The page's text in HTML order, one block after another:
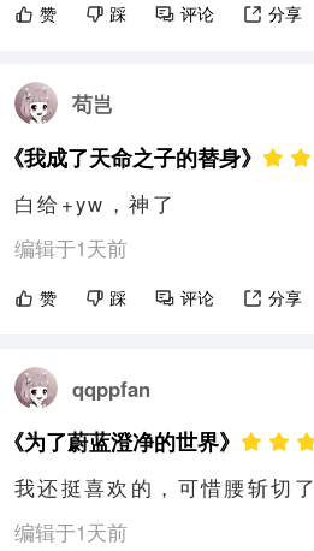
赞 踩 评论 分享
苟岂
《我成了天命之子的替身》
白给+yw，神了
编辑于1天前
赞 踩 评论 分享
qqppfan
《为了蔚蓝澄净的世界》
我还挺喜欢的，可惜腰斩切了
编辑于1天前